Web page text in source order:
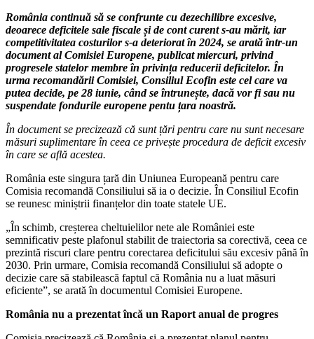
România continuă să se confrunte cu dezechilibre excesive,
deoarece deficitele sale fiscale și de cont curent s-au mărit, iar
competitivitatea costurilor s-a deteriorat în 2024, se arată într-un
document al Comisiei Europene, publicat miercuri, privind
progresele statelor membre în privința reducerii deficitelor. În
urma recomandării Comisiei, Consiliul Ecofin este cel care va
putea decide, pe 28 iunie, când se întrunește, dacă vor fi sau nu
suspendate fondurile europene pentu țara noastră.
În document se precizează că sunt țări pentru care nu sunt necesare
măsuri suplimentare în ceea ce privește procedura de deficit excesiv
în care se află acestea.
România este singura țară din Uniunea Europeană pentru care
Comisia recomandă Consiliului să ia o decizie. În Consiliul Ecofin
se reunesc miniștrii finanțelor din toate statele UE.
„În schimb, creșterea cheltuielilor nete ale României este
semnificativ peste plafonul stabilit de traiectoria sa corectivă, ceea ce
prezintă riscuri clare pentru corectarea deficitului său excesiv până în
2030. Prin urmare, Comisia recomandă Consiliului să adopte o
decizie care să stabilească faptul că România nu a luat măsuri
eficiente”, se arată în documentul Comisiei Europene.
România nu a prezentat încă un Raport anual de progres